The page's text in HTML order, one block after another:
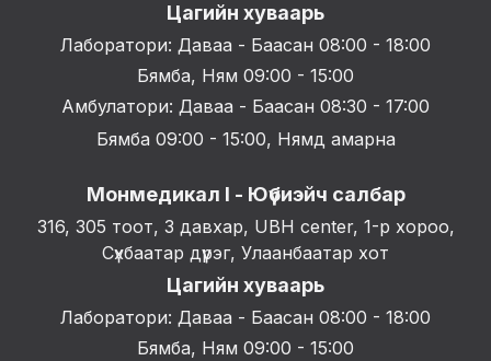
Цагийн хуваарь
Лаборатори: Даваа - Баасан 08:00 - 18:00
Бямба, Ням 09:00 - 15:00
Амбулатори: Даваа - Баасан 08:30 - 17:00
Бямба 09:00 - 15:00, Нямд амарна
Монмедикал I - Юүбиэйч салбар
316, 305 тоот, 3 давхар, UBH center, 1-р хороо,
Сүхбаатар дүүрэг, Улаанбаатар хот
Цагийн хуваарь
Лаборатори: Даваа - Баасан 08:00 - 18:00
Бямба, Ням 09:00 - 15:00